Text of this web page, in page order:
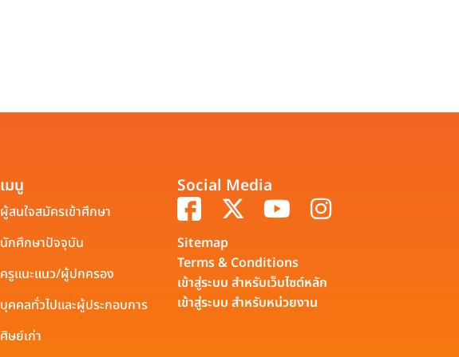
เมนู
ผู้สนใจสมัครเข้าศึกษา
นักศึกษาปัจจุบัน
ครูแนะแนว/ผู้ปกครอง
บุคคลทั่วไปและผู้ประกอบการ
ศิษย์เก่า
Social Media
Sitemap
Terms & Conditions
เข้าสู่ระบบ สำหรับเว็บไซต์หลัก
เข้าสู่ระบบ สำหรับหน่วยงาน